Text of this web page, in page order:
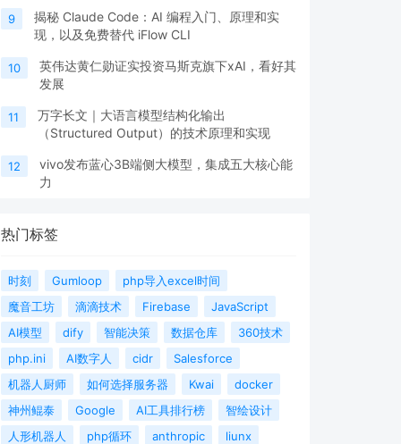
9
揭秘 Claude Code：AI 编程入门、原理和实
现，以及免费替代 iFlow CLI
10
英伟达黄仁勋证实投资马斯克旗下xAI，看好其
发展
11
万字长文｜大语言模型结构化输出
（Structured Output）的技术原理和实现
12
vivo发布蓝心3B端侧大模型，集成五大核心能
力
热门标签
时刻 Gumloop
php导入excel时间
魔音工坊
滴滴技术 Firebase
JavaScript
AI模型
dify 智能决策 数据仓库
360技术
php.ini
AI数字人 cidr
Salesforce
机器人厨师
如何选择服务器 Kwai
docker
神州鲲泰
Google AI工具排行榜
智绘设计
人形机器人
php循环 anthropic
liunx